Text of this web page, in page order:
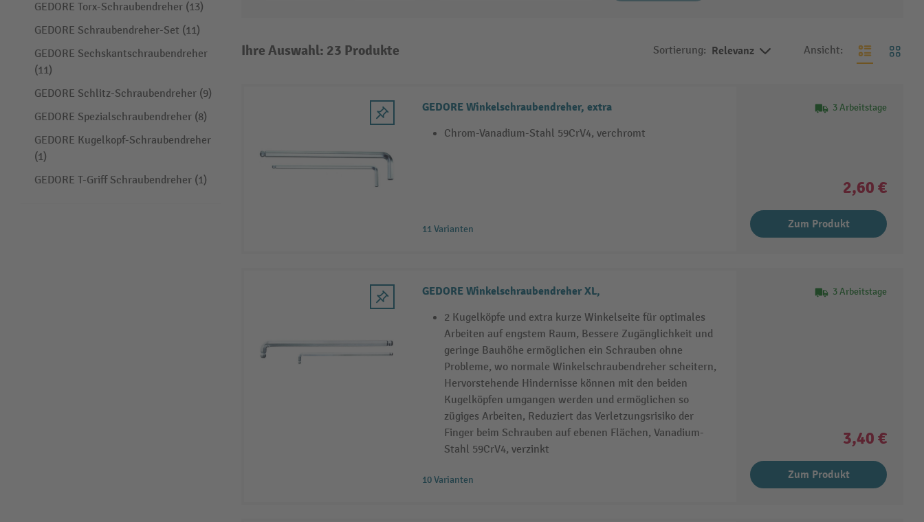
GEDORE Torx-Schraubendreher (13)
GEDORE Schraubendreher-Set (11)
GEDORE Sechskantschraubendreher
(11)
GEDORE Schlitz-Schraubendreher (9)
GEDORE Spezialschraubendreher (8)
GEDORE Kugelkopf-Schraubendreher
(1)
GEDORE T-Griff Schraubendreher (1)
Ihre Auswahl: 23 Produkte Sortierung: Relevanz Ansicht:
GEDORE Winkelschraubendreher, extra
Chrom-Vanadium-Stahl 59CrV4, verchromt
11 Varianten
3 Arbeitstage
2,60 €
Zum Produkt
GEDORE Winkelschraubendreher XL,
2 Kugelköpfe und extra kurze Winkelseite für optimales
Arbeiten auf engstem Raum, Bessere Zugänglichkeit und
geringe Bauhöhe ermöglichen ein Schrauben ohne
Probleme, wo normale Winkelschraubendreher scheitern,
Hervorstehende Hindernisse können mit den beiden
Kugelköpfen umgangen werden und ermöglichen so
zügiges Arbeiten, Reduziert das Verletzungsrisiko der
Finger beim Schrauben auf ebenen Flächen, Vanadium-
Stahl 59CrV4, verzinkt
10 Varianten
3 Arbeitstage
3,40 €
Zum Produkt